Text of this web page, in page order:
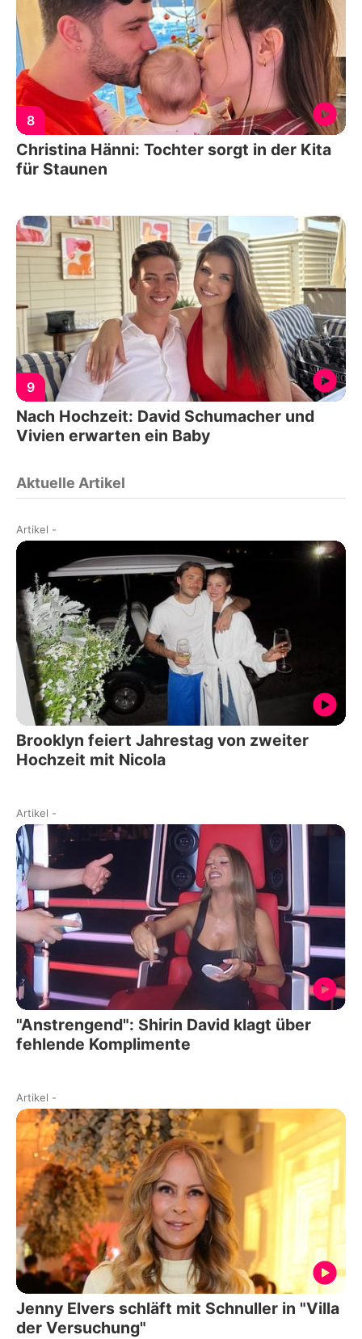
8
Christina Hänni: Tochter sorgt in der Kita
für Staunen
9
Nach Hochzeit: David Schumacher und
Vivien erwarten ein Baby
Aktuelle Artikel
Artikel -
Brooklyn feiert Jahrestag von zweiter
Hochzeit mit Nicola
Artikel -
"Anstrengend": Shirin David klagt über
fehlende Komplimente
Artikel -
Jenny Elvers schläft mit Schnuller in "Villa
der Versuchung"